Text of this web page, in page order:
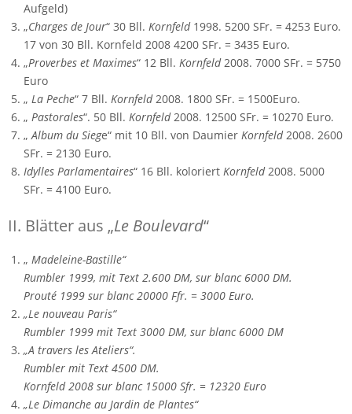
Aufgeld)
„Charges de Jour“ 30 Bll. Kornfeld1998. 5200 SFr. = 4253 Euro.
17 von 30 Bll. Kornfeld 2008 4200 SFr. = 3435 Euro.
„Proverbes et Maximes“ 12 Bll. Kornfeld2008. 7000 SFr. = 5750
Euro
„ La Peche“ 7 Bll. Kornfeld2008. 1800 SFr. = 1500Euro.
„ Pastorales“. 50 Bll. Kornfeld2008. 12500 SFr. = 10270 Euro.
„Album du Siege“ mit 10 Bll. von Daumier Kornfeld2008. 2600
SFr. = 2130 Euro.
Idylles Parlamentaires“ 16 Bll. koloriert Kornfeld2008. 5000
SFr. = 4100 Euro.
II. Blätter aus „Le Boulevard“
„ Madeleine-Bastille“
Rumbler 1999, mit Text 2.600 DM, sur blanc 6000 DM.
Prouté 1999 sur blanc 20000 Ffr. = 3000 Euro.
„Le nouveau Paris“
Rumbler 1999 mit Text 3000 DM, sur blanc 6000 DM
„A travers les Ateliers“.
Rumbler mit Text 4500 DM.
Kornfeld 2008 sur blanc 15000 Sfr. = 12320 Euro
„Le Dimanche au Jardin de Plantes“